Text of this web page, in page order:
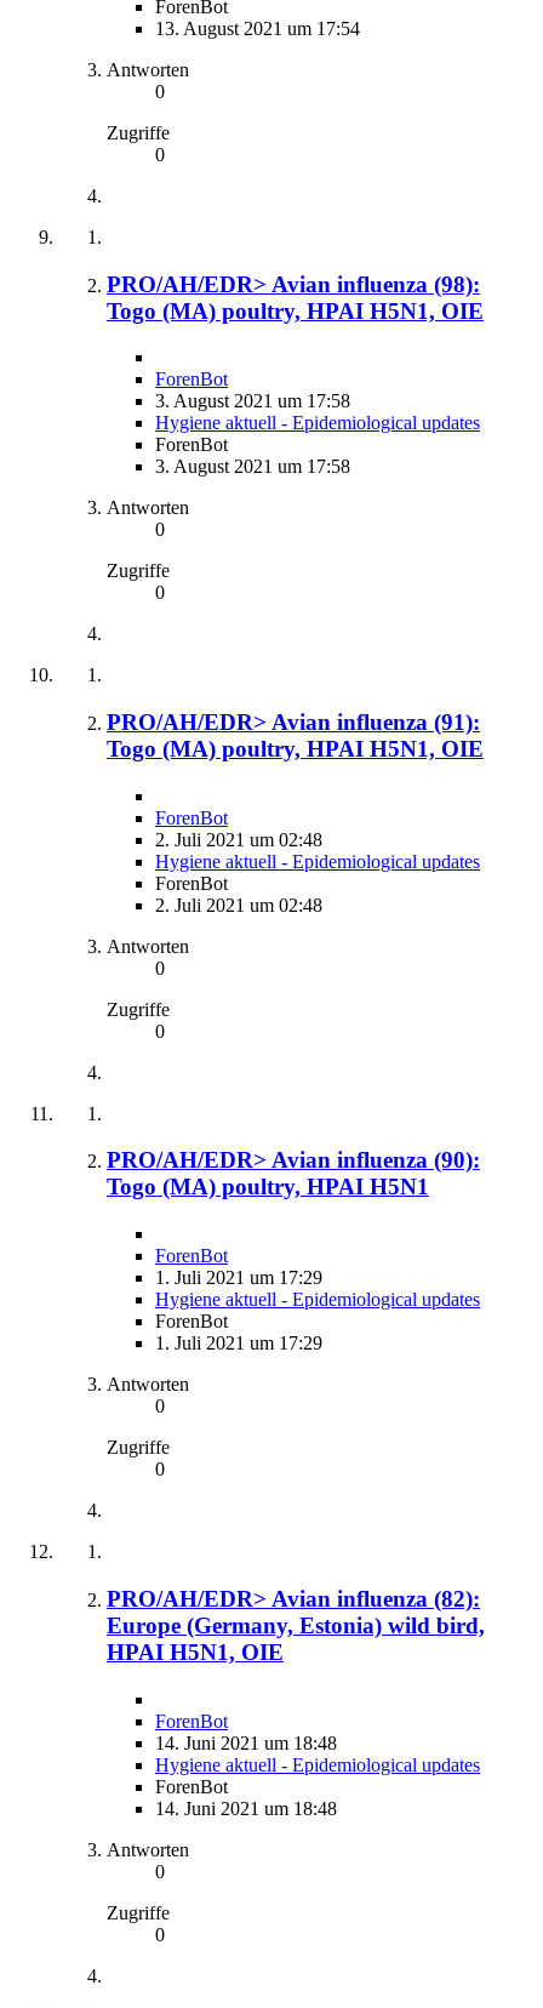
ForenBot
13. August 2021 um 17:54
Antworten
0
Zugriffe
0
PRO/AH/EDR> Avian influenza (98):
Togo (MA) poultry, HPAI H5N1, OIE
ForenBot
3. August 2021 um 17:58
Hygiene aktuell - Epidemiological updates
ForenBot
3. August 2021 um 17:58
Antworten
0
Zugriffe
0
PRO/AH/EDR> Avian influenza (91):
Togo (MA) poultry, HPAI H5N1, OIE
ForenBot
2. Juli 2021 um 02:48
Hygiene aktuell - Epidemiological updates
ForenBot
2. Juli 2021 um 02:48
Antworten
0
Zugriffe
0
PRO/AH/EDR> Avian influenza (90):
Togo (MA) poultry, HPAI H5N1
ForenBot
1. Juli 2021 um 17:29
Hygiene aktuell - Epidemiological updates
ForenBot
1. Juli 2021 um 17:29
Antworten
0
Zugriffe
0
PRO/AH/EDR> Avian influenza (82):
Europe (Germany, Estonia) wild bird,
HPAI H5N1, OIE
ForenBot
14. Juni 2021 um 18:48
Hygiene aktuell - Epidemiological updates
ForenBot
14. Juni 2021 um 18:48
Antworten
0
Zugriffe
0